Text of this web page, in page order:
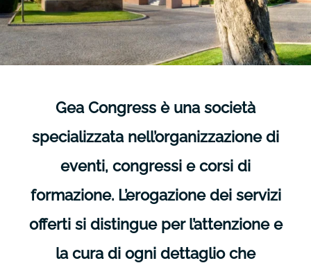
Gea Congress è una società
specializzata nell’organizzazione di
eventi, congressi e corsi di
formazione. L’erogazione dei servizi
offerti si distingue per l’attenzione e
la cura di ogni dettaglio che